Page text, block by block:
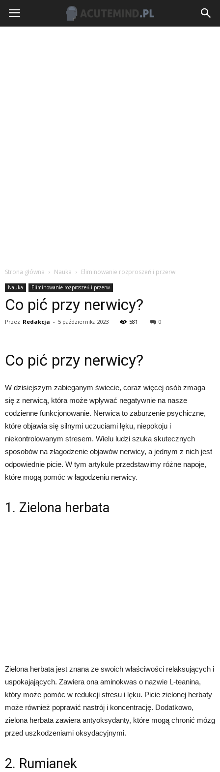
Strona główna Nauka Eliminowanie rozproszeń i przerw
Nauka Eliminowanie rozproszeń i przerw
Co pić przy nerwicy?
Przez Redakcja - 5 października 2023 581 0
Co pić przy nerwicy?
W dzisiejszym zabieganym świecie, coraz więcej osób zmaga
się z nerwicą, która może wpływać negatywnie na nasze
codzienne funkcjonowanie. Nerwica to zaburzenie psychiczne,
które objawia się silnymi uczuciami lęku, niepokoju i
niekontrolowanym stresem. Wielu ludzi szuka skutecznych
sposobów na złagodzenie objawów nerwicy, a jednym z nich jest
odpowiednie picie. W tym artykule przedstawimy różne napoje,
które mogą pomóc w łagodzeniu nerwicy.
1. Zielona herbata
Zielona herbata jest znana ze swoich właściwości relaksujących i
uspokajających. Zawiera ona aminokwas o nazwie L-teanina,
który może pomóc w redukcji stresu i lęku. Picie zielonej herbaty
może również poprawić nastrój i koncentrację. Dodatkowo,
zielona herbata zawiera antyoksydanty, które mogą chronić mózg
przed uszkodzeniami oksydacyjnymi.
2. Rumianek